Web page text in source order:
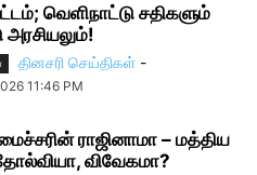
வெளிநாட்டு சதிகளும்
அரசியலும்!
தினசரி செய்திகள் -
11:46 PM
ராஜினாமா – மத்திய
விவேகமா?